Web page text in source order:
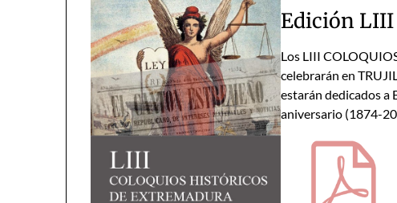
Edición LIII
Los LIII
celebrarán en
estarán dedicados a
aniversario (1874-